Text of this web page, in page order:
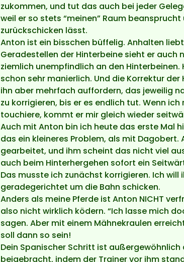
zukommen, und tut das auch bei jeder
weil er so stets “meinen” Raum
zurückschicken lässt.
Anton ist ein bisschen büffelig. Anhalten
Geradestellen der Hinterbeine sieht er auch
ziemlich unempfindlich an den
schon sehr manierlich. Und die Korrektur
ihn aber mehrfach auffordern, das jeweilig
zu korrigieren, bis er es endlich tut. Wenn
touchiere, kommt er mir gleich wieder
Auch mit Anton bin ich heute das erste Mal
das ein kleineres Problem, als mit
gearbeitet, und ihm scheint das nicht viel
auch beim Hinterhergehen sofort ein
Das musste ich zunächst korrigieren. Ich
geradegerichtet um die Bahn schicken.
Anders als meine Pferde ist Anton NICHT
also nicht wirklich ködern. “Ich lasse mich
sagen. Aber mit einem Mähnekraulen
soll dann so sein!
Dein Spanischer Schritt ist
beigebracht, indem der Trainer vor ihm